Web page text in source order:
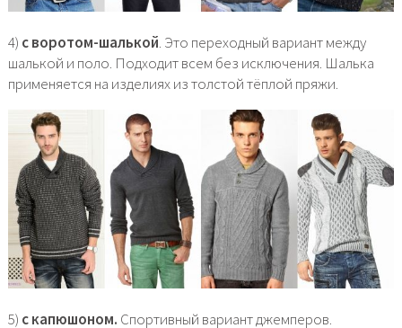
4) с воротом-шалькой. Это переходный вариант между
шалькой и поло. Подходит всем без исключения. Шалька
применяется на изделиях из толстой тёплой пряжи.
5) с капюшоном. Спортивный вариант джемперов.